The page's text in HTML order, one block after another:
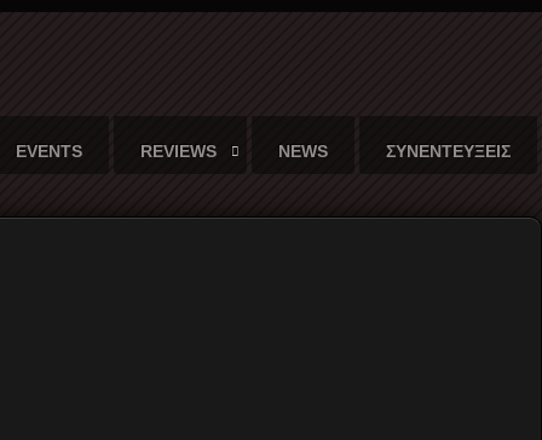
EVENTS REVIEWS NEWS ΣΥΝΕΝΤΕΥΞΕΙΣ